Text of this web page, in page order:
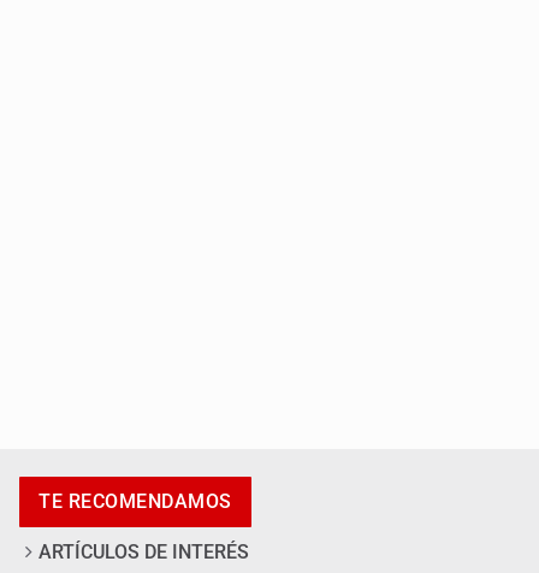
Castro
TE RECOMENDAMOS
ARTÍCULOS DE INTERÉS